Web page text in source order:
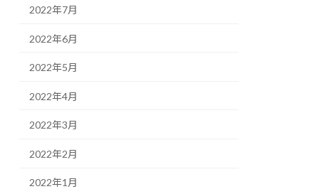
2022年7月
2022年6月
2022年5月
2022年4月
2022年3月
2022年2月
2022年1月